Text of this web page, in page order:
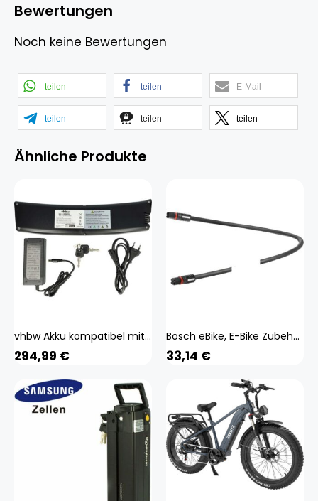
Bewertungen
Noch keine Bewertungen
teilen teilen E-Mail
teilen teilen teilen
Ähnliche Produkte
vhbw Akku kompatibel mit Westhill Link eBike E-Bike Elektrofahrrad (8,7 Ah, 36 V, Li-Ion) + Ladegerät - Schwarz
294,99 €
Bosch eBike, E-Bike Zubehör, (E-Bike Akku)
33,14 €